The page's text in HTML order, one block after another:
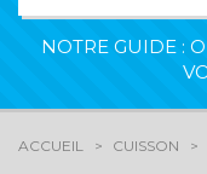
NOTRE GUIDE :
ACCUEIL CUISSON